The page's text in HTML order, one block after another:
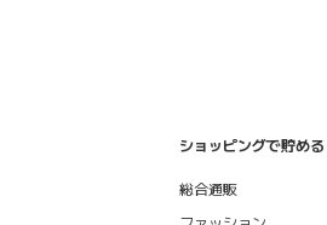
ショッピングで貯める
総合通販